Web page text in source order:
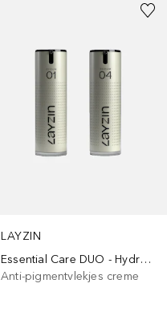
LAYZIN
Essential Care DUO - Hydratatie Serum & Huidvernieuwing Serum
Anti-pigmentvlekjes creme